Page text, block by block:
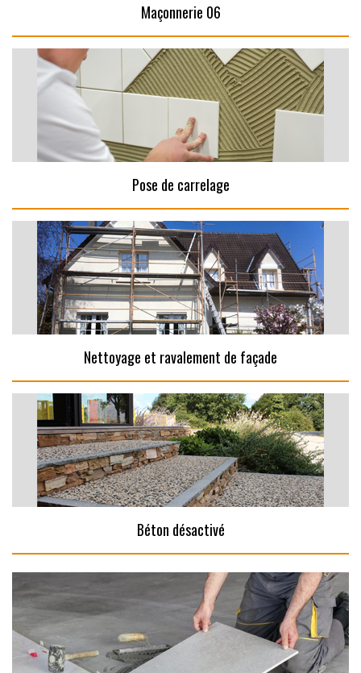
Maçonnerie 06
Pose de carrelage
Nettoyage et ravalement de façade
Béton désactivé